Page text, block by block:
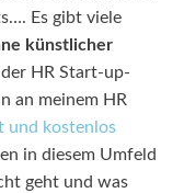
Es gibt viele
künstlicher
HR Start-up-
an meinem HR
und kostenlos
in diesem Umfeld
geht und was